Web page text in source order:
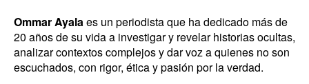
Ommar Ayalaes un periodista que ha dedicado más de
20 años de su vida a investigar y revelar historias ocultas,
analizar contextos complejos y dar voz a quienes no son
escuchados, con rigor, ética y pasión por la verdad.